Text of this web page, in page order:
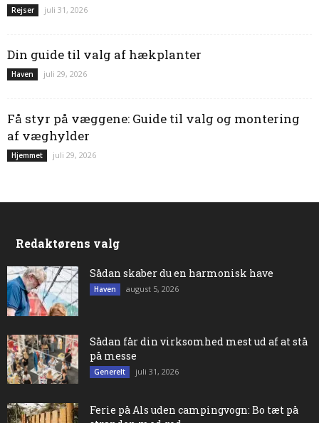
Rejser juli 31, 2026
Din guide til valg af hækplanter
Haven juli 29, 2026
Få styr på væggene: Guide til valg og montering
af væghylder
Hjemmet juli 29, 2026
Redaktørens valg
Sådan skaber du en harmonisk have
Haven august 5, 2026
Sådan får din virksomhed mest ud af at stå
på messe
Generelt juli 31, 2026
Ferie på Als uden campingvogn: Bo tæt på